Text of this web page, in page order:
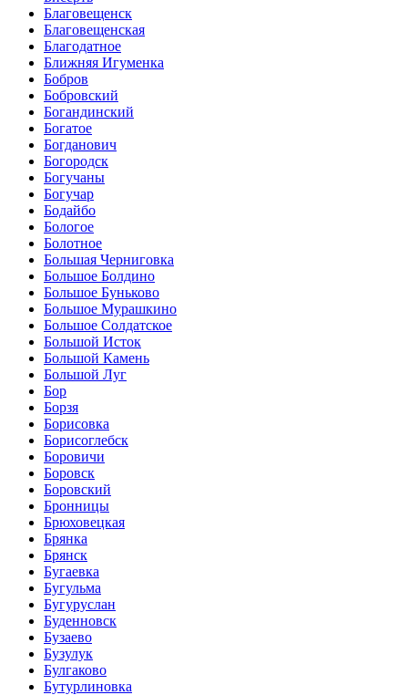
Благовещенск
Благовещенская
Благодатное
Ближняя Игуменка
Бобров
Бобровский
Богандинский
Богатое
Богданович
Богородск
Богучаны
Богучар
Бодайбо
Бологое
Болотное
Большая Черниговка
Большое Болдино
Большое Буньково
Большое Мурашкино
Большое Солдатское
Большой Исток
Большой Камень
Большой Луг
Бор
Борзя
Борисовка
Борисоглебск
Боровичи
Боровск
Боровский
Бронницы
Брюховецкая
Брянка
Брянск
Бугаевка
Бугульма
Бугуруслан
Буденновск
Бузаево
Бузулук
Булгаково
Бутурлиновка